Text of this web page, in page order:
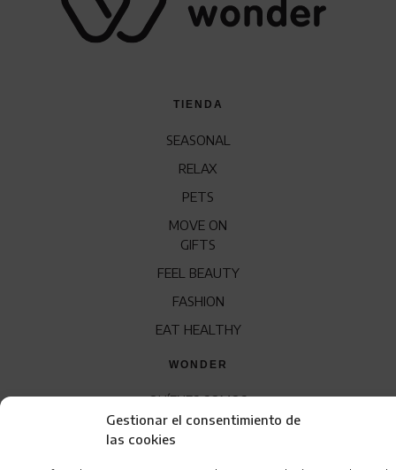
Gestionar el consentimiento de
las cookies
TIENDA
SEASONAL
RELAX
PETS
MOVE ON
GIFTS
FEEL BEAUTY
FASHION
EAT HEALTHY
WONDER
QUÍENES SOMOS
CONTACTO